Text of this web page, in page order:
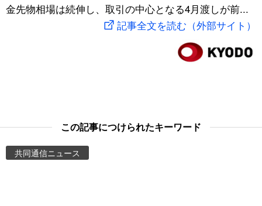
Images
People
金先物相場は続伸し、取引の中心となる4月渡しが前...
記事全文を読む（外部サイト）
この記事につけられたキーワード
共同通信ニュース